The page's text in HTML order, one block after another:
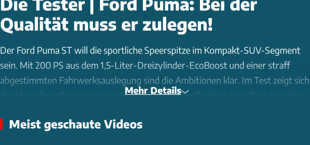
Qualität muss er zulegen!
Der Ford Puma ST will die sportliche Speerspitze im Kompakt-SUV-Segment
sein. Mit 200 PS aus dem 1,5-Liter-Dreizylinder-EcoBoost und einer straff
abgestimmten Fahrwerksauslegung sind die Ambitionen klar. Im Test zeigt sich
der kleine Sportler von seiner dynamischen Seite: Direktes Handling, knackige
Innenraum deutliche Schwächen bei der Materialqualität. Harte Kunststoffe
Mehr Details
Meist geschaute Videos